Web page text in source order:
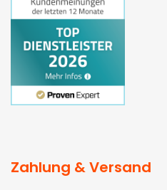
Zahlung & Versand